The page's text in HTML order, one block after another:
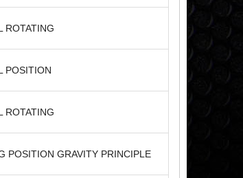
ROTATING
POSITION
ROTATING
POSITION GRAVITY PRINCIPLE